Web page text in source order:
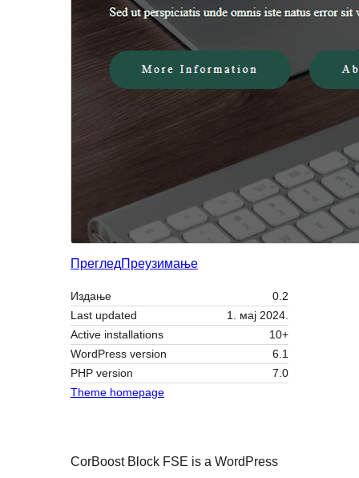
ПрегледПреузимање
Издање
0.2
Last updated
1. мај 2024.
Active installations
10+
WordPress version
6.1
PHP version
7.0
Theme homepage
CorBoost Block FSE is a WordPress